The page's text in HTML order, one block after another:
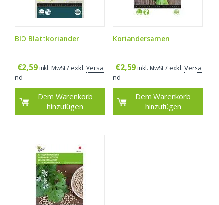
BIO Blattkoriander
€2,59 inkl. MwSt/ exkl. Versa
nd
Dem Warenkorb
hinzufügen
Koriandersamen
€2,59 inkl. MwSt / exkl. Versa
nd
Dem Warenkorb
hinzufügen